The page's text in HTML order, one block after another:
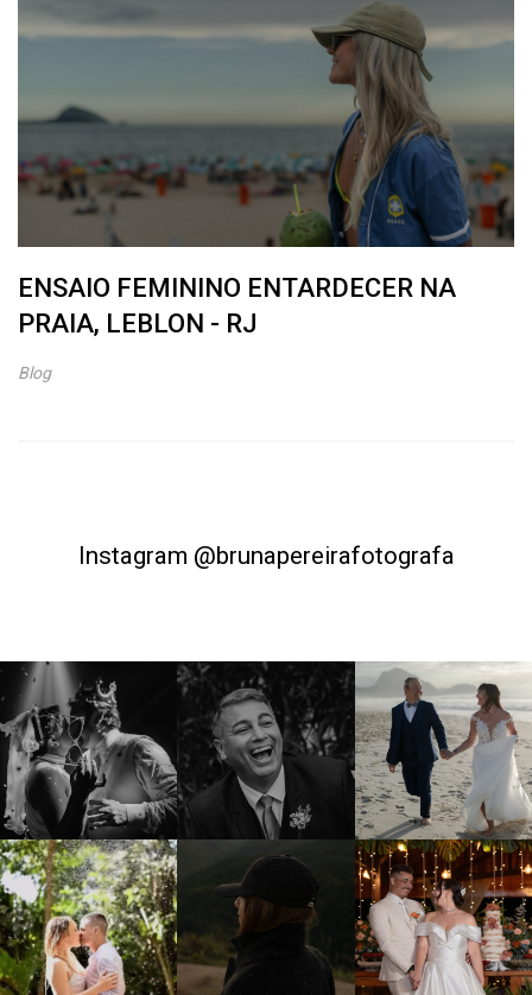
ENSAIO FEMININO ENTARDECER NA
PRAIA, LEBLON - RJ
Blog
Instagram @brunapereirafotografa